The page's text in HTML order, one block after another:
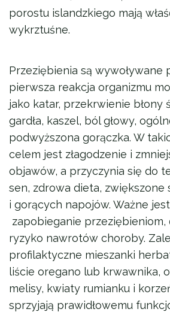
porostu islandzkiego mają
wykrztuśne.
Przeziębienia są wywoływane
pierwsza reakcja organizmu
jako katar, przekrwienie błony
gardła, kaszel, ból głowy,
podwyższona gorączka. W
celem jest złagodzenie i
objawów, a przyczynia się do
sen, zdrowa dieta, zwiększone
i gorących napojów. Ważne
zapobieganie przeziębieniom,
ryzyko nawrotów choroby.
profilaktyczne mieszanki
liście oregano lub krwawnika,
melisy, kwiaty rumianku i
sprzyjają prawidłowemu